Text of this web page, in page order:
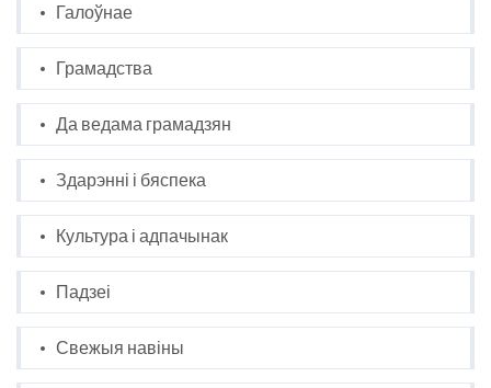
Галоўнае
Грамадства
Да ведама грамадзян
Здарэнні і бяспека
Культура і адпачынак
Падзеі
Свежыя навіны